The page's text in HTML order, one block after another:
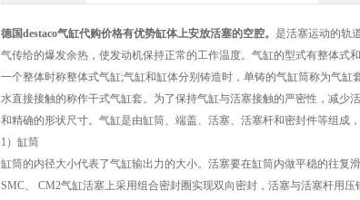
德国destaco气缸代购价格有优势缸体上安放活塞的空腔。 是活塞运动的轨
气传给的爆发余热，使发动机保持正常的工作温度。气缸的型式有整体式
一个整体时称整体式气缸;气缸和缸体分别铸造时，单铸的气缸筒称为气
水直接接触的称作干式气缸套。为了保持气缸与活塞接触的严密性，减少
和精确的形状尺寸。气缸是由缸筒、端盖、活塞、活塞杆和密封件等组成
1）缸筒
缸筒的内径大小代表了气缸输出力的大小。活塞要在缸筒内做平稳的往复
SMC、 CM2气缸活塞上采用组合密封圈实现双向密封，活塞与活塞杆用压